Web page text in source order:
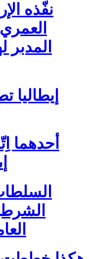
نفّذه
المدبر
أحدهما